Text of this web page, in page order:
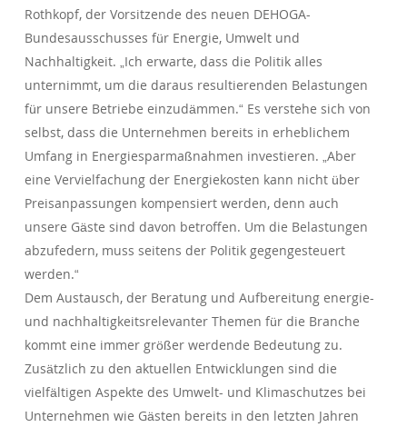
Rothkopf, der Vorsitzende des neuen DEHOGA-
Bundesausschusses für Energie, Umwelt und
Nachhaltigkeit. „Ich erwarte, dass die Politik alles
unternimmt, um die daraus resultierenden Belastungen
für unsere Betriebe einzudämmen.“ Es verstehe sich von
selbst, dass die Unternehmen bereits in erheblichem
Umfang in Energiesparmaßnahmen investieren. „Aber
eine Vervielfachung der Energiekosten kann nicht über
Preisanpassungen kompensiert werden, denn auch
unsere Gäste sind davon betroffen. Um die Belastungen
abzufedern, muss seitens der Politik gegengesteuert
werden.“
Dem Austausch, der Beratung und Aufbereitung energie-
und nachhaltigkeitsrelevanter Themen für die Branche
kommt eine immer größer werdende Bedeutung zu.
Zusätzlich zu den aktuellen Entwicklungen sind die
vielfältigen Aspekte des Umwelt- und Klimaschutzes bei
Unternehmen wie Gästen bereits in den letzten Jahren